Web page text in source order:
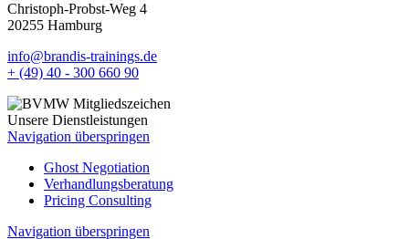
Christoph-Probst-Weg 4
20255 Hamburg
info@brandis-trainings.de
+ (49) 40 - 300 660 90
Unsere Dienstleistungen
Navigation überspringen
Ghost Negotiation
Verhandlungsberatung
Pricing Consulting
Navigation überspringen